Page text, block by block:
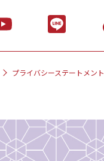
プライバシーステートメント